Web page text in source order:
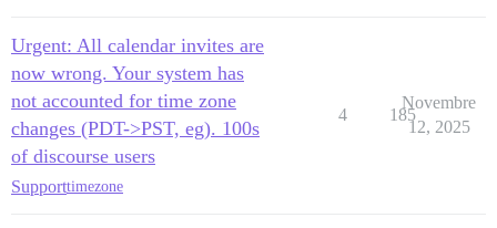
Urgent: All calendar invites are
now wrong. Your system has
not accounted for time zone
changes (PDT->PST, eg). 100s
of discourse users
Supporttimezone
4 185
Novembre
12, 2025